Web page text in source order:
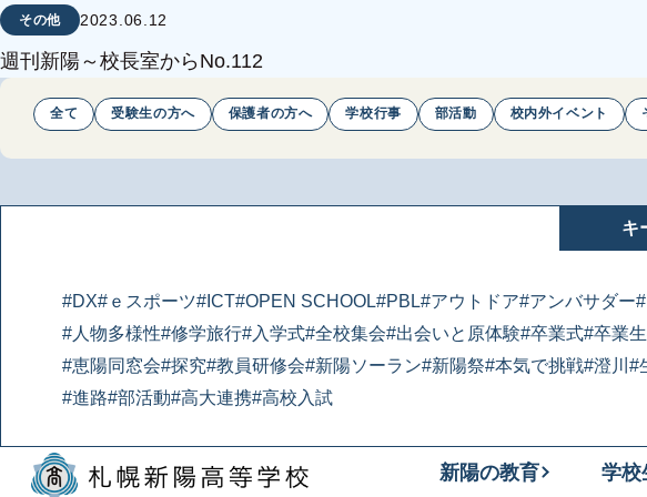
その他 2023.06.12
週刊新陽～校長室からNo.112
全て 受験生の方へ 保護者の方へ 学校行事 部活動 校内外イベント
キ
#DX#ｅスポーツ#ICT#OPEN SCHOOL#PBL#アウトドア#アンバサダー
#人物多様性#修学旅行#入学式#全校集会#出会いと原体験#卒業式#卒業生
#恵陽同窓会#探究#教員研修会#新陽ソーラン#新陽祭#本気で挑戦#澄川 #
#進路#部活動#高大連携#高校入試
新陽の教育 学校